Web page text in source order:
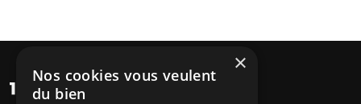
×
Nos cookies vous veulent
du bien